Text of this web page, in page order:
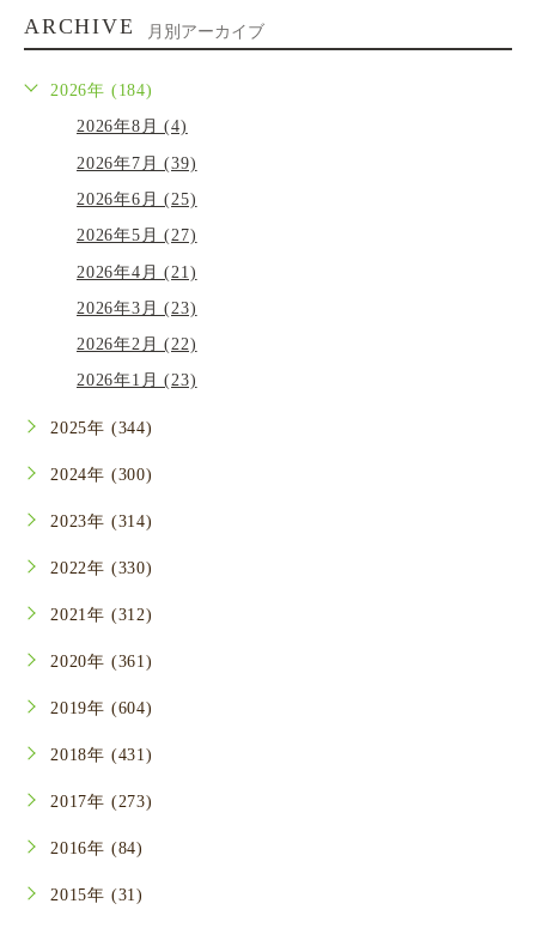
ARCHIVE 月別アーカイブ
2026年 (184)
2026年8月 (4)
2026年7月 (39)
2026年6月 (25)
2026年5月 (27)
2026年4月 (21)
2026年3月 (23)
2026年2月 (22)
2026年1月 (23)
2025年 (344)
2024年 (300)
2023年 (314)
2022年 (330)
2021年 (312)
2020年 (361)
2019年 (604)
2018年 (431)
2017年 (273)
2016年 (84)
2015年 (31)